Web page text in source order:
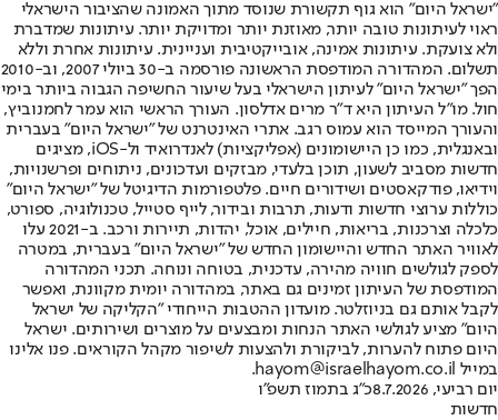
"ישראל היום" הוא גוף תקשורת שנוסד מתוך האמונה שהציבור הישראלי
ראוי לעיתונות טובה יותר, מאוזנת יותר ומדויקת יותר. עיתונות שמדברת
ולא צועקת. עיתונות אמינה, אובייקטיבית ועניינית. עיתונות אחרת וללא
תשלום. המהדורה המודפסת הראשונה פורסמה ב-30 ביולי 2007, וב-2010
הפך "ישראל היום" לעיתון הישראלי בעל שיעור החשיפה הגבוה ביותר בימי
חול. מו"ל העיתון היא ד"ר מרים אדלסון. העורך הראשי הוא עמר לחמנוביץ,
והעורך המייסד הוא עמוס רגב. אתרי האינטרנט של "ישראל היום" בעברית
ובאנגלית, כמו כן היישומונים (אפליקציות) לאנדרואיד ול-iOS, מציגים
חדשות מסביב לשעון, תוכן בלעדי, מבזקים ועדכונים, ניתוחים ופרשנויות,
וידיאו, פודקאסטים ושידורים חיים. פלטפורמות הדיגיטל של "ישראל היום"
כוללות ערוצי חדשות ודעות, תרבות ובידור, לייף סטייל, טכנולוגיה, ספורט,
כלכלה וצרכנות, בריאות, חיילים, אוכל, יהדות, תיירות ורכב. ב-2021 עלו
לאוויר האתר החדש והיישומון החדש של "ישראל היום" בעברית, במטרה
לספק לגולשים חוויה מהירה, עדכנית, בטוחה ונוחה. תכני המהדורה
המודפסת של העיתון זמינים גם באתר, במהדורה יומית מקוונת, ואפשר
לקבל אותם גם בניוזלטר. מועדון ההטבות הייחודי "הקליקה של ישראל
היום" מציע לגולשי האתר הנחות ומבצעים על מוצרים ושירותים. ישראל
היום פתוח להערות, לביקורת ולהצעות לשיפור מקהל הקוראים. פנו אלינו
במייל hayom@israelhayom.co.il.
יום רביעי, 8.7.2026
כ"ג בתמוז תשפ"ו
חדשות